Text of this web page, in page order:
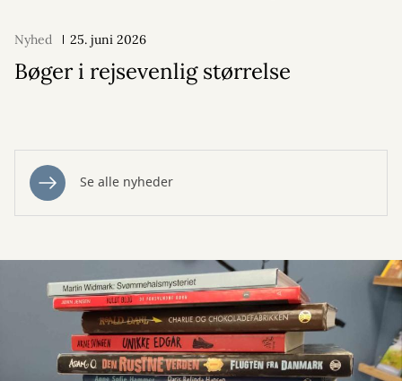
Nyhed 25. juni 2026
Bøger i rejsevenlig størrelse
Se alle nyheder